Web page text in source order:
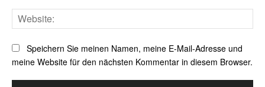
Speichern Sie meinen Namen, meine E-Mail-Adresse und
meine Website für den nächsten Kommentar in diesem Browser.